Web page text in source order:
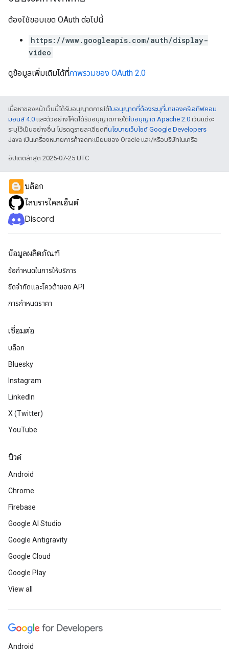
ต้องใช้ขอบเขต OAuth ต่อไปนี้
https://www.googleapis.com/auth/display-
video
ดูข้อมูลเพิ่มเติมได้ที่ภาพรวมของ OAuth 2.0
เนื้อหาของหน้าเว็บนี้ได้รับอนุญาตภายใต้ใบอนุญาตที่ต้องระบุที่มาของครีเอทีฟคอม
มอนส์ 4.0 และตัวอย่างโค้ดได้รับอนุญาตภายใต้ใบอนุญาต Apache 2.0 เว้นแต่จะ
ระบุไว้เป็นอย่างอื่น โปรดดูรายละเอียดที่นโยบายเว็บไซต์ Google Developers
Java เป็นเครื่องหมายการค้าจดทะเบียนของ Oracle และ/หรือบริษัทในเครือ
อัปเดตล่าสุด 2025-07-25 UTC
บล็อก
ไลบรารีไคลเอ็นต์
Discord
ข้อมูลผลิตภัณฑ์
ข้อกำหนดในการให้บริการ
ขีดจํากัดและโควต้าของ API
การกำหนดราคา
เชื่อมต่อ
บล็อก
Bluesky
Instagram
LinkedIn
X (Twitter)
YouTube
บิวด์
Android
Chrome
Firebase
Google AI Studio
Google Antigravity
Google Cloud
Google Play
View all
Android